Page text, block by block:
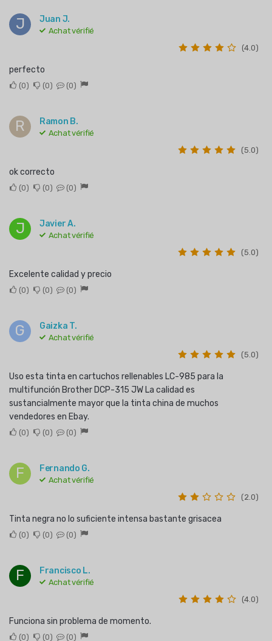
J Juan J.
Achat vérifié
(4.0)
perfecto
0 0 0
R Ramon B.
Achat vérifié
(5.0)
ok correcto
0 0 0
J Javier A.
Achat vérifié
(5.0)
Excelente calidad y precio
0 0 0
G Gaizka T.
Achat vérifié
(5.0)
Uso esta tinta en cartuchos rellenables LC-985 para la
multifunción Brother DCP-315 JW La calidad es
sustancialmente mayor que la tinta china de muchos
vendedores en Ebay.
0 0 0
F Fernando G.
Achat vérifié
(2.0)
Tinta negra no lo suficiente intensa bastante grisacea
0 0 0
F Francisco L.
Achat vérifié
(4.0)
Funciona sin problema de momento.
0 0 0